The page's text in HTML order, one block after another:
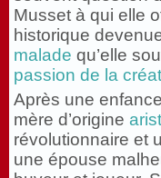
Musset à qui elle
historique
malade qu’elle
passion de la
Après une
mère d’origine
révolutionnaire et
une épouse